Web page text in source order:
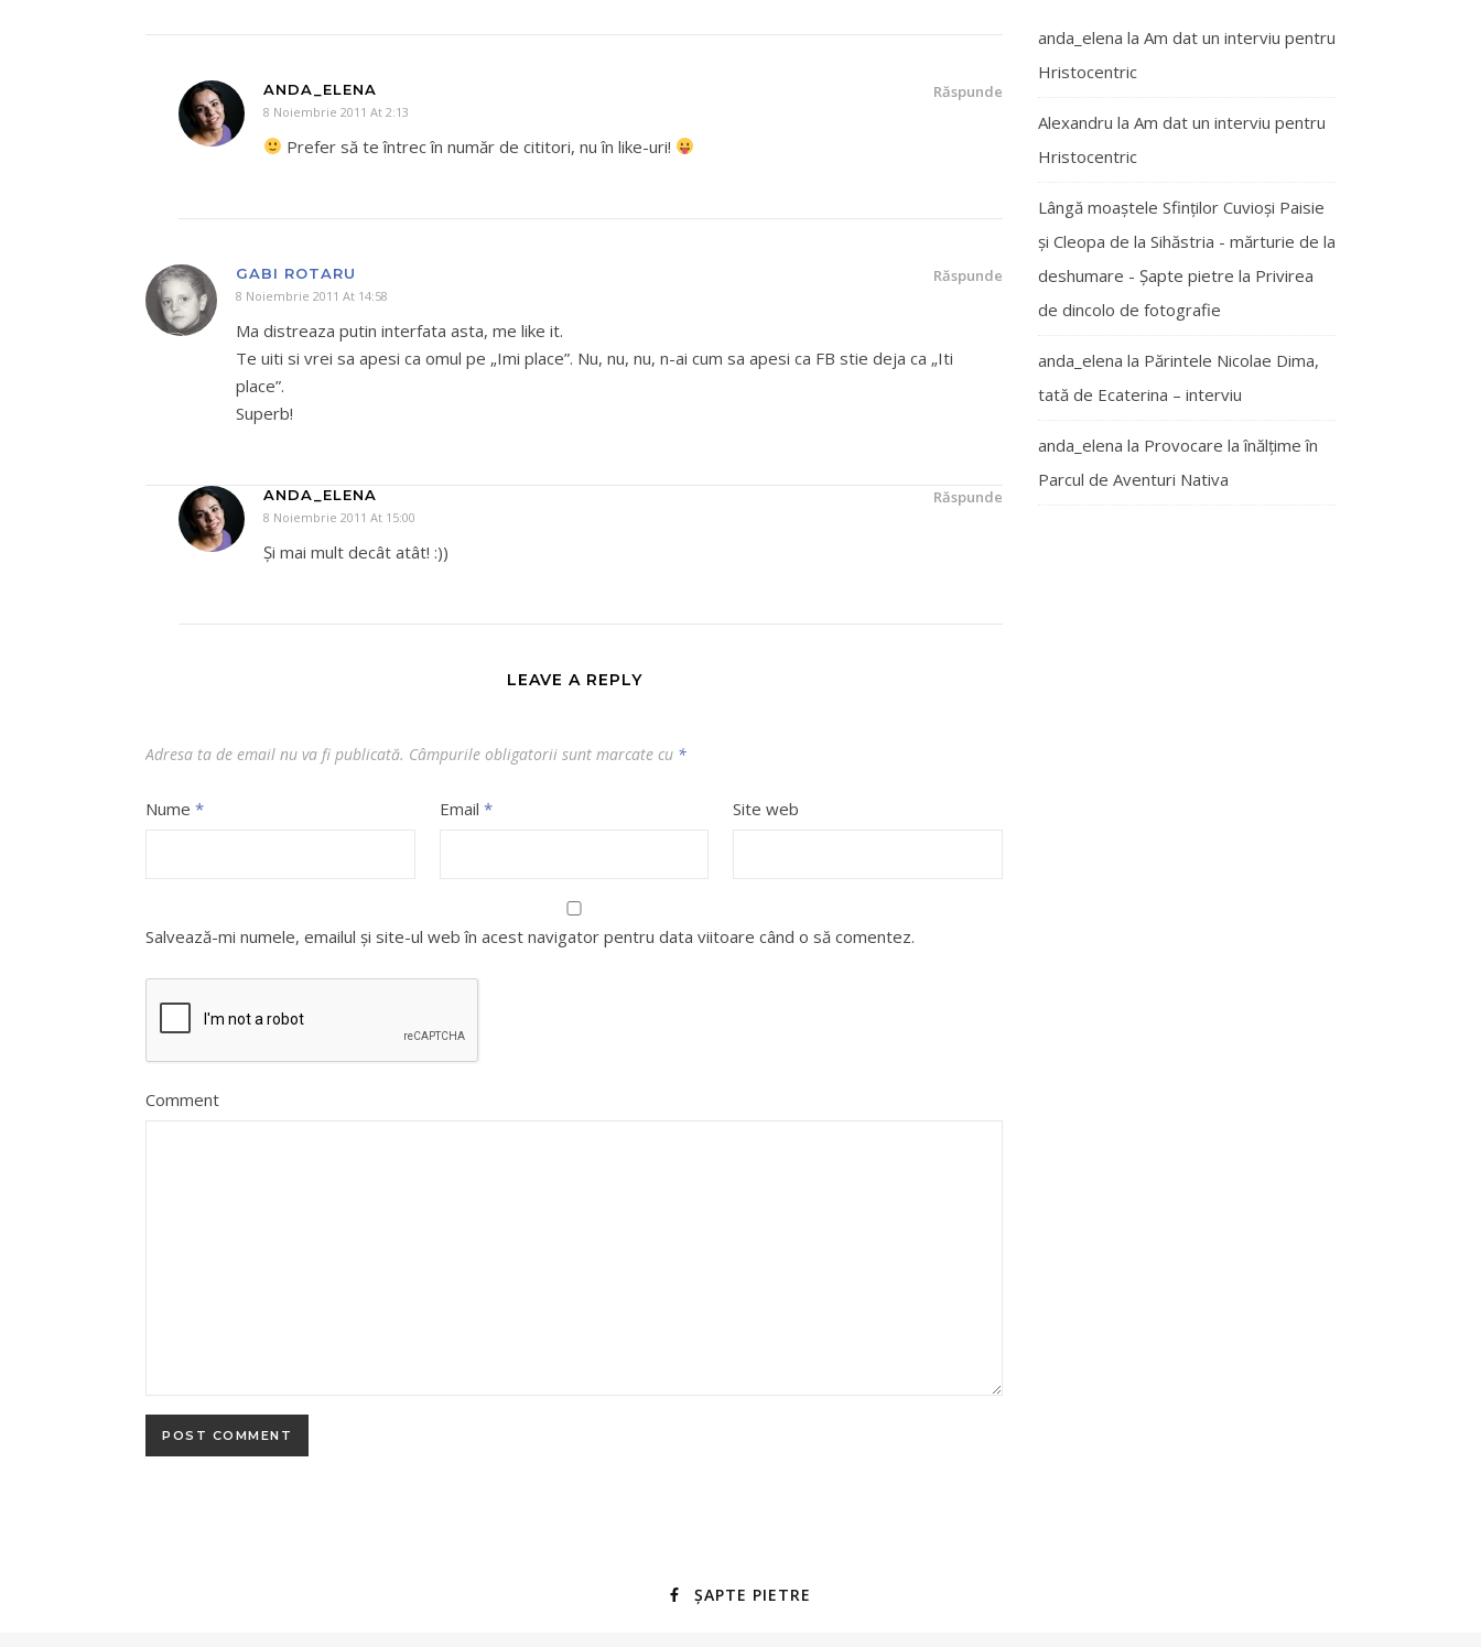
ANDA_ELENA
8 Noiembrie 2011 At 2:13
Răspunde
Prefer să te întrec în număr de cititori, nu în like-uri!
GABI ROTARU
8 Noiembrie 2011 At 14:58
Răspunde
Ma distreaza putin interfata asta, me like it.
Te uiti si vrei sa apesi ca omul pe „Imi place”. Nu, nu, nu, n-ai cum sa apesi ca FB stie deja ca „Iti
place”.
Superb!
ANDA_ELENA
8 Noiembrie 2011 At 15:00
Răspunde
Şi mai mult decât atât! :))
LEAVE A REPLY
Adresa ta de email nu va fi publicată. Câmpurile obligatorii sunt marcate cu *
Nume * Email * Site web
Salvează-mi numele, emailul și site-ul web în acest navigator pentru data viitoare când o să comentez.
Comment
anda_elena la Am dat un interviu pentru
Hristocentric
Alexandru la Am dat un interviu pentru
Hristocentric
Lângă moaștele Sfinților Cuvioși Paisie
și Cleopa de la Sihăstria - mărturie de la
deshumare - Şapte pietre la Privirea
de dincolo de fotografie
anda_elena la Părintele Nicolae Dima,
tată de Ecaterina – interviu
anda_elena la Provocare la înălțime în
Parcul de Aventuri Nativa
ȘAPTE PIETRE